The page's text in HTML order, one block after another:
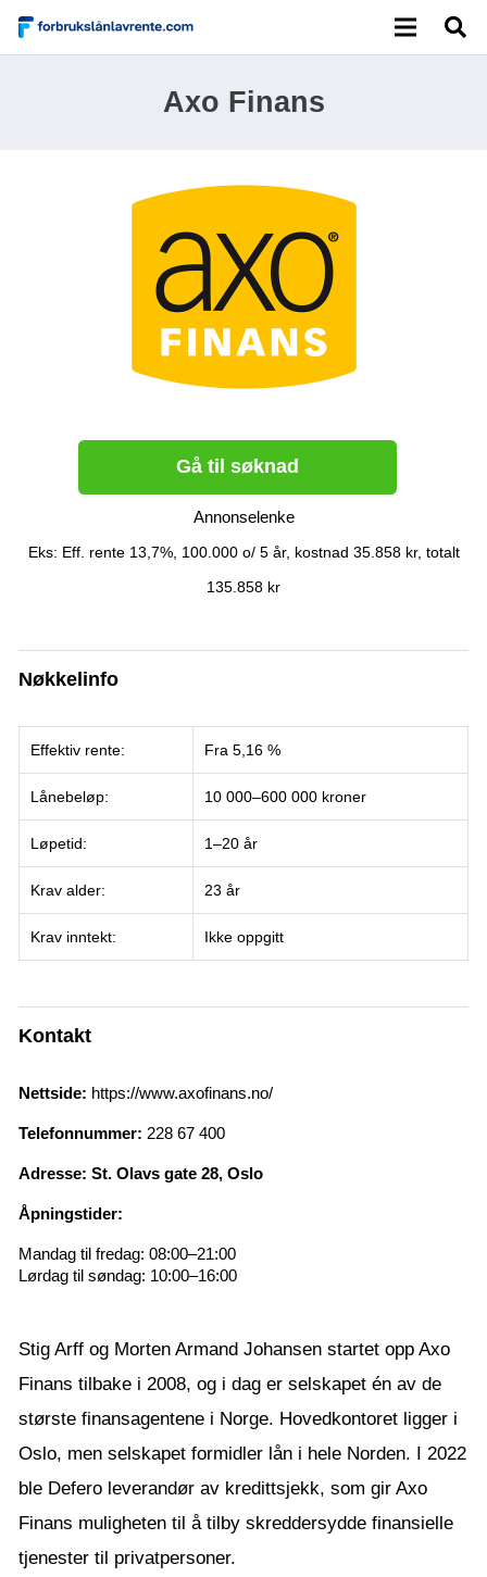
Axo Finans
Gå til søknad
Annonselenke
Eks: Eff. rente 13,7%, 100.000 o/ 5 år, kostnad 35.858 kr, totalt
135.858 kr
Nøkkelinfo
Effektiv rente: Fra 5,16 %
Lånebeløp: 10 000–600 000 kroner
Løpetid: 1–20 år
Krav alder: 23 år
Krav inntekt: Ikke oppgitt
Kontakt
Nettside: https://www.axofinans.no/
Telefonnummer: 228 67 400
Adresse: St. Olavs gate 28, Oslo
Åpningstider:
Mandag til fredag: 08:00–21:00
Lørdag til søndag: 10:00–16:00
Stig Arff og Morten Armand Johansen startet opp Axo
Finans tilbake i 2008, og i dag er selskapet én av de
største finansagentene i Norge. Hovedkontoret ligger i
Oslo, men selskapet formidler lån i hele Norden. I 2022
ble Defero leverandør av kredittsjekk, som gir Axo
Finans muligheten til å tilby skreddersydde finansielle
tjenester til privatpersoner.